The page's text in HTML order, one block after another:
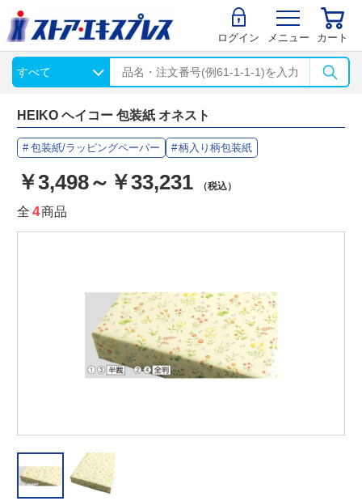
ログイン メニュー カート
HEIKO ヘイコー 包装紙 オネスト
包装紙/ラッピングペーパー 柄入り柄包装紙
￥3,498～￥33,231 （税込）
全 4商品